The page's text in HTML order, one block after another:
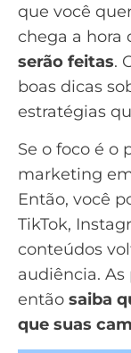
que você
chega a hora
serão feitas.
boas dicas
estratégias
Se o foco é o
marketing
Então, você
TikTok,
conteúdos
audiência. As
então saiba
que suas